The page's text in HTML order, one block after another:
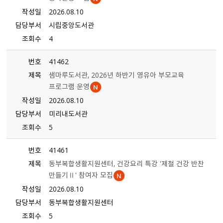
작성일
2026.08.10
담당부서
시립중앙도서관
조회수
4
번호
41462
제목
샘마루도서관, 2026년 하반기 영유아 부모교육
프로그램 운영
작성일
2026.08.10
담당부서
미리내도서관
조회수
5
번호
41461
제목
동부복합생활지원센터, 건강요리 특강 '제철 건강 반찬
만들기Ⅱ' 참여자 모집
작성일
2026.08.10
담당부서
동부복합생활지원센터
조회수
5